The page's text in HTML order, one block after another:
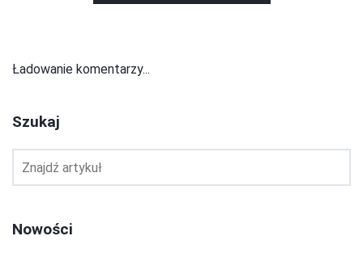
Ładowanie komentarzy...
Szukaj
Nowości